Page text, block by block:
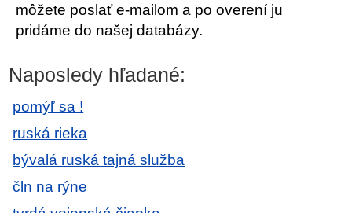
môžete poslať e-mailom a po overení ju
pridáme do našej databázy.
Naposledy hľadané:
pomýľ sa !
ruská rieka
bývalá ruská tajná služba
čln na rýne